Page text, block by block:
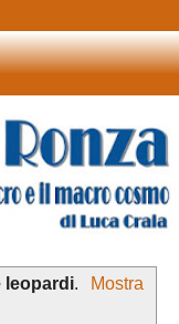
leopardi.
Mostra